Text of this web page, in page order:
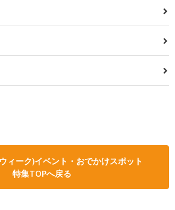
ィーク)イベント・おでかけスポット
特集TOPへ戻る